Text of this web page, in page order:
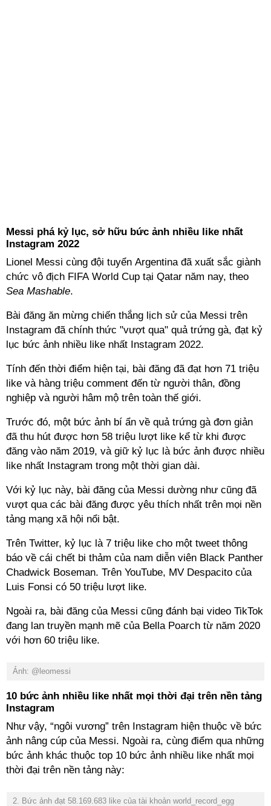
Messi phá kỷ lục, sở hữu bức ảnh nhiều like nhất
Instagram 2022
Lionel Messi cùng đội tuyển Argentina đã xuất sắc giành
chức vô địch FIFA World Cup tại Qatar năm nay, theo
Sea Mashable.
Bài đăng ăn mừng chiến thắng lịch sử của Messi trên
Instagram đã chính thức "vượt qua" quả trứng gà, đạt kỷ
lục bức ảnh nhiều like nhất Instagram 2022.
Tính đến thời điểm hiện tại, bài đăng đã đạt hơn 71 triệu
like và hàng triệu comment đến từ người thân, đồng
nghiệp và người hâm mộ trên toàn thế giới.
Trước đó, một bức ảnh bí ẩn về quả trứng gà đơn giản
đã thu hút được hơn 58 triệu lượt like kể từ khi được
đăng vào năm 2019, và giữ kỷ lục là bức ảnh được nhiều
like nhất Instagram trong một thời gian dài.
Với kỷ lục này, bài đăng của Messi dường như cũng đã
vượt qua các bài đăng được yêu thích nhất trên mọi nền
tảng mạng xã hội nổi bật.
Trên Twitter, kỷ lục là 7 triệu like cho một tweet thông
báo về cái chết bi thảm của nam diễn viên Black Panther
Chadwick Boseman. Trên YouTube, MV Despacito của
Luis Fonsi có 50 triệu lượt like.
Ngoài ra, bài đăng của Messi cũng đánh bại video TikTok
đang lan truyền mạnh mẽ của Bella Poarch từ năm 2020
với hơn 60 triệu like.
Ảnh: @leomessi
10 bức ảnh nhiều like nhất mọi thời đại trên nền tảng
Instagram
Như vậy, “ngôi vương” trên Instagram hiện thuộc về bức
ảnh nâng cúp của Messi. Ngoài ra, cùng điểm qua những
bức ảnh khác thuộc top 10 bức ảnh nhiều like nhất mọi
thời đại trên nền tảng này:
2. Bức ảnh đạt 58.169.683 like của tài khoản world_record_egg